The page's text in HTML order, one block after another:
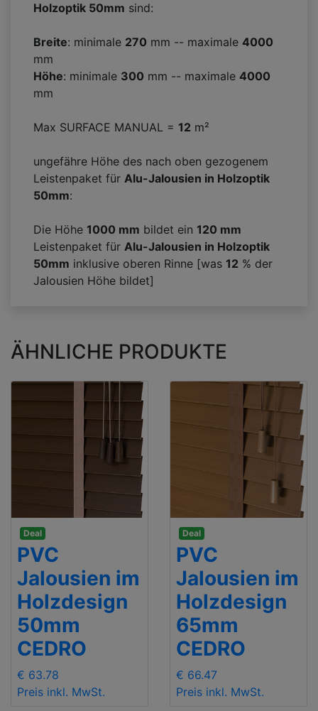
Holzoptik 50mm sind:
Breite: minimale 270 mm -- maximale 4000
mm
Höhe: minimale 300 mm -- maximale 4000
mm
Max SURFACE MANUAL = 12 m²
ungefähre Höhe des nach oben gezogenem
Leistenpaket für Alu-Jalousien in Holzoptik
50mm:
Die Höhe 1000 mm bildet ein 120 mm
Leistenpaket für Alu-Jalousien in Holzoptik
50mm inklusive oberen Rinne [was 12 % der
Jalousien Höhe bildet]
ÄHNLICHE PRODUKTE
Deal
PVC
Jalousien im
Holzdesign
50mm
CEDRO
€ 63.78
Preis inkl. MwSt.
Deal
PVC
Jalousien im
Holzdesign
65mm
CEDRO
€ 66.47
Preis inkl. MwSt.